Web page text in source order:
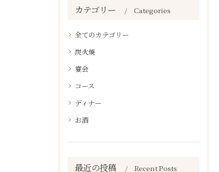
カテゴリー Categories
全てのカテゴリー
炭火焼
宴会
コース
ディナー
お酒
最近の投稿 Recent Posts